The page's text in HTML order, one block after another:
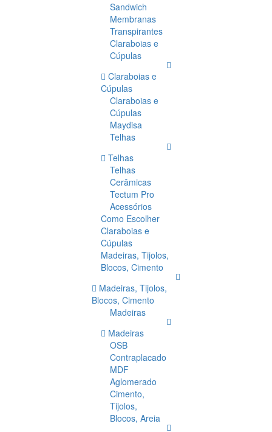
Sandwich
Membranas
Transpirantes
Claraboias e
Cúpulas
Claraboias e
Cúpulas
Claraboias e
Cúpulas
Maydisa
Telhas
Telhas
Telhas
Cerâmicas
Tectum Pro
Acessórios
Como Escolher
Claraboias e
Cúpulas
Madeiras, Tijolos,
Blocos, Cimento
Madeiras, Tijolos,
Blocos, Cimento
Madeiras
Madeiras
OSB
Contraplacado
MDF
Aglomerado
Cimento,
Tijolos,
Blocos, Areia